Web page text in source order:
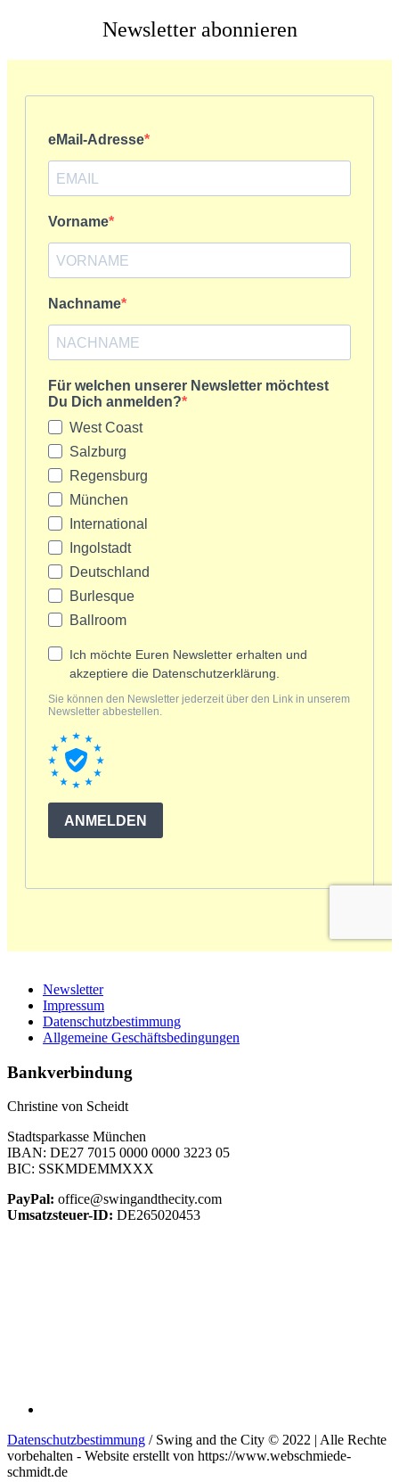
Newsletter abonnieren
Newsletter
Impressum
Datenschutzbestimmung
Allgemeine Geschäftsbedingungen
Bankverbindung
Christine von Scheidt
Stadtsparkasse München
IBAN: DE27 7015 0000 0000 3223 05
BIC: SSKMDEMMXXX
PayPal: office@swingandthecity.com
Umsatzsteuer-ID: DE265020453
Datenschutzbestimmung / Swing and the City © 2022 | Alle Rechte
vorbehalten - Website erstellt von https://www.webschmiede-
schmidt.de